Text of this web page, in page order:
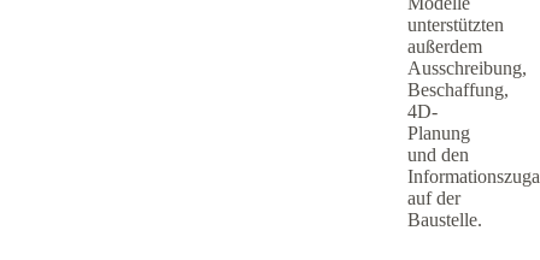
unterstützten
außerdem
Ausschreibung,
Beschaffung,
4D-
Planung
und den
auf der
Baustelle.